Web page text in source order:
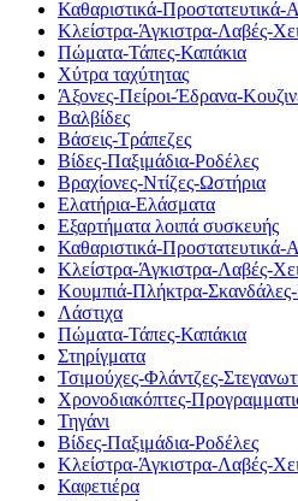
Καθαριστικά-Προστατευτικά-
Κλείστρα-Άγκιστρα-Λαβές-
Πώματα-Τάπες-Καπάκια
Χύτρα ταχύτητας
Άξονες-Πείροι-Έδρανα-
Βαλβίδες
Βάσεις-Τράπεζες
Βίδες-Παξιμάδια-Ροδέλες
Βραχίονες-Ντίζες-Ωστήρια
Ελατήρια-Ελάσματα
Εξαρτήματα λοιπά συσκευής
Καθαριστικά-Προστατευτικά-
Κλείστρα-Άγκιστρα-Λαβές-
Κουμπιά-Πλήκτρα-
Λάστιχα
Πώματα-Τάπες-Καπάκια
Στηρίγματα
Τσιμούχες-Φλάντζες-
Χρονοδιακόπτες-
Τηγάνι
Βίδες-Παξιμάδια-Ροδέλες
Κλείστρα-Άγκιστρα-Λαβές-
Καφετιέρα